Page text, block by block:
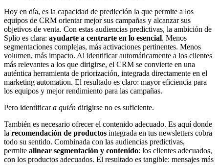
Hoy en día, es la capacidad de predicción la que permite a los
equipos de CRM orientar mejor sus campañas y alcanzar sus
objetivos de venta. Con estas audiencias predictivas, la ambición de
Splio es clara: ayudarte a centrarte en lo esencial. Menos
segmentaciones complejas, más activaciones pertinentes. Menos
volumen, más impacto. Al identificar automáticamente a los clientes
más relevantes a los que dirigirse, el CRM se convierte en una
auténtica herramienta de priorización, integrada directamente en el
marketing automation. El resultado es claro: mayor eficiencia para
los equipos y mejor rendimiento para las campañas.
Pero identificara quién dirigirse no es suficiente.
También es necesario ofrecer el contenido adecuado. Es aquí donde
la recomendación de productos integrada en tus newsletters cobra
todo su sentido. Combinada con las audiencias predictivas,
permite alinear segmentación y contenido: los clientes adecuados,
con los productos adecuados. El resultado es tangible: mensajes más